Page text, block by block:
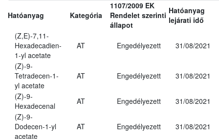
Hatóanyag Kategória
1107/2009 EK
Rendelet szerinti
állapot
Hatóanyag
lejárati idő
(Z,E)-7,11-
Hexadecadien-
1-yl acetate
AT Engedélyezett 31/08/2021
(Z)-9-
Tetradecen-1-
yl acetate
AT Engedélyezett 31/08/2021
(Z)-9-
Hexadecenal
AT Engedélyezett
31/08/2021
(Z)-9-
Dodecen-1-yl
acetate
AT Engedélyezett 31/08/2021